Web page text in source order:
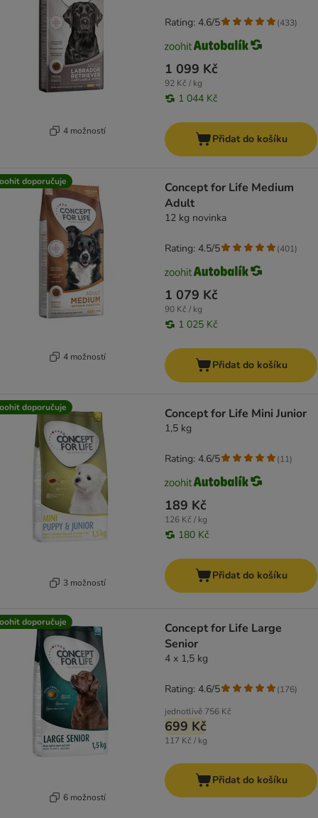
4 možností
1 099 Kč
92 Kč / kg
1 044 Kč
Rating: 4.6/5 (433)
Přidat do košíku
doporučuje
4 možností
Concept for Life Medium
Adult
12 kg novinka
1 079 Kč
90 Kč / kg
1 025 Kč
Rating: 4.5/5 (401)
Přidat do košíku
doporučuje
3 možností
Concept for Life Mini Junior
1,5 kg
189 Kč
126 Kč / kg
180 Kč
Rating: 4.6/5 (11)
Přidat do košíku
doporučuje
6 možností
Concept for Life Large
Senior
4 x 1,5 kg
jednotlivě 756 Kč
699 Kč
117 Kč / kg
Rating: 4.6/5 (176)
Přidat do košíku